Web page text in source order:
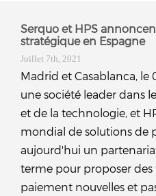
Serquo et HPS
stratégique en Espagne
Juillet 7th, 2021
Madrid et Casablanca, le
une société leader dans
et de la technologie, et
mondial de solutions de
aujourd'hui un
terme pour proposer
paiement nouvelles et